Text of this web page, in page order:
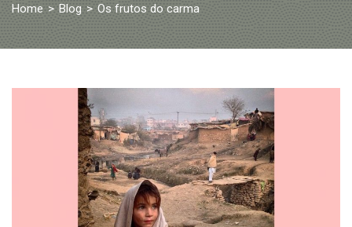
Home > Blog > Os frutos do carma